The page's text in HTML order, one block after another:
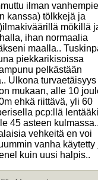
ilman
kanssa) tölkkejä ja
mökillä
ihan normaalia
maalla..
piekkarikisoissa
pelkästään
Ulkona turvaetäisyys
mukaan, alle 10
ehkä riittävä, yli 60
pcp:llä lentääki
45 asteen kulmassa..
vehkeitä en voi
vanha käytetty
kuin uusi halpis..